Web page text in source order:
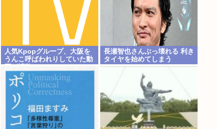
人気Kpopグループ、大阪を
うんこ呼ばわれりしていた動
長瀬智也さんぶっ壊れる 利き
タイヤを始めてしまう